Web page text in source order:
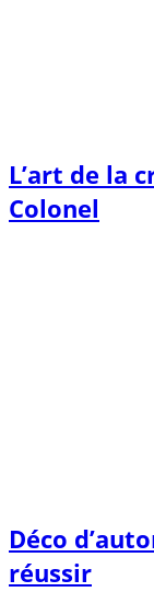
L’art de la
Colonel
Déco
réussir